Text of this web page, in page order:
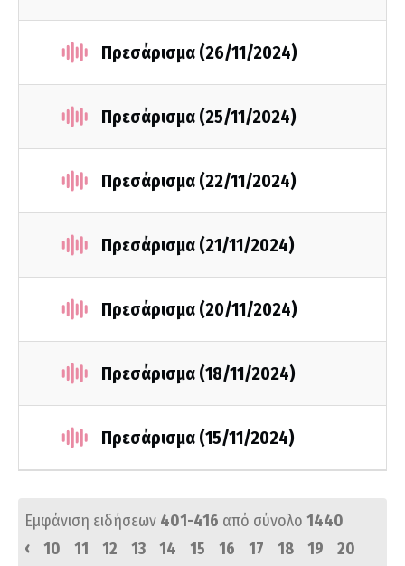
Πρεσάρισμα (26/11/2024)
Πρεσάρισμα (25/11/2024)
Πρεσάρισμα (22/11/2024)
Πρεσάρισμα (21/11/2024)
Πρεσάρισμα (20/11/2024)
Πρεσάρισμα (18/11/2024)
Πρεσάρισμα (15/11/2024)
Εμφάνιση ειδήσεων 401-416 από σύνολο 1440
‹
10 11 12 13 14 15 16 17 18 19
20